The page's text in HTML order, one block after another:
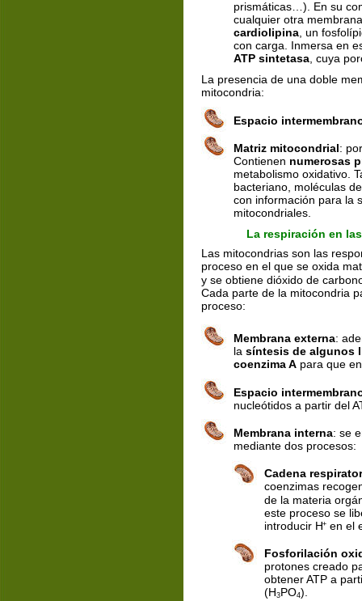
prismáticas…). En su
cualquier otra
cardiolipina , un
con carga. Inmersa en
ATP sintetasa, cuya
La presencia de una doble
mitocondria:
Espacio
Matriz mitocondrial:
Contienen numerosas
metabolismo oxidativo.
bacteriano, moléculas
con información para la
mitocondriales.
La respiración en
Las mitocondrias son las
proceso en el que se oxida
y se obtiene dióxido de
Cada parte de la mitocondria
proceso:
Membrana externa:
la síntesis de algunos
coenzima A para que
Espacio
nucleótidos a partir del
Membrana interna: se
mediante dos procesos:
Cadena
coenzimas
de la materia
este proceso se
introducir H+ en el
Fosforilación
protones creado
obtener ATP a
(H3PO4).